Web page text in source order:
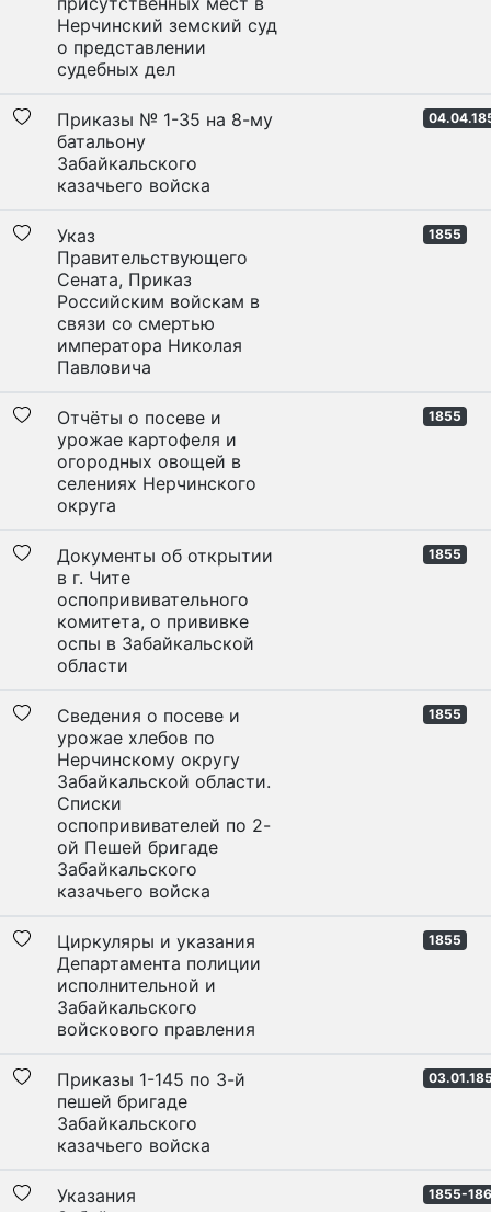
Нерчинский земский суд
о представлении
судебных дел
Приказы № 1-35 на 8-му
батальону
Забайкальского
казачьего войска
Указ
Правительствующего
Сената, Приказ
Российским войскам в
связи со смертью
императора Николая
Павловича
1855
Отчёты о посеве и
урожае картофеля и
огородных овощей в
селениях Нерчинского
округа
1855
Документы об открытии
в г. Чите
оспопрививательного
комитета, о прививке
оспы в Забайкальской
области
1855
Сведения о посеве и
урожае хлебов по
Нерчинскому округу
Забайкальской области.
Списки
оспопрививателей по 2-
ой Пешей бригаде
Забайкальского
казачьего войска
1855
Циркуляры и указания
Департамента полиции
исполнительной и
Забайкальского
войскового правления
1855
Приказы 1-145 по 3-й
пешей бригаде
Забайкальского
казачьего войска
Указания
1855-